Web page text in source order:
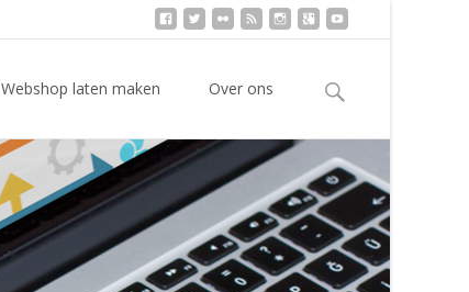
Webshop laten maken Over ons
Zoeken
naar: